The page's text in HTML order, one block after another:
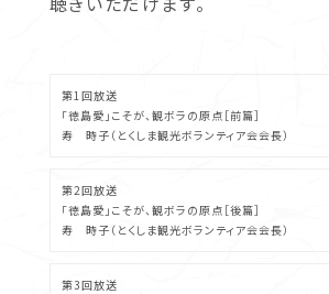
第1回放送
「徳島愛」こそが、観ボラの原点［前篇］
寿 時子（とくしま観光ボランティア会会長）
第2回放送
「徳島愛」こそが、観ボラの原点［後篇］
寿 時子（とくしま観光ボランティア会会長）
第3回放送